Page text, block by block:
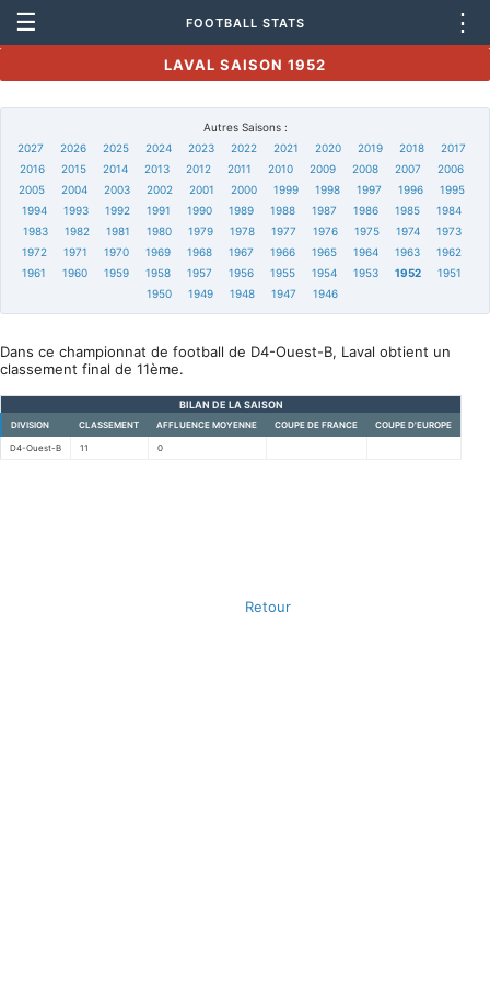
☰ FOOTBALL STATS ⋮
LAVAL SAISON 1952
Autres Saisons :
2027
2026 2025 2024 2023 2022 2021 2020 2019 2018
2017
2016
2015 2014 2013 2012 2011 2010 2009 2008 2007
2006
2005
2004 2003 2002 2001 2000 1999 1998 1997 1996
1995
1994
1993 1992 1991 1990 1989 1988 1987 1986 1985
1984
1983
1982 1981 1980 1979 1978 1977 1976 1975 1974
1973
1972
1971 1970 1969 1968 1967 1966 1965 1964 1963
1962
1961
1960 1959 1958 1957 1956 1955 1954 1953 1952
1951
1950
1949 1948 1947 1946
Dans ce championnat de football de D4-Ouest-B, Laval obtient un
classement final de 11ème.
BILAN DE LA SAISON
DIVISION CLASSEMENT AFFLUENCE MOYENNE COUPE DE FRANCE COUPE D'EUROPE
D4-Ouest-B 11 0
Retour